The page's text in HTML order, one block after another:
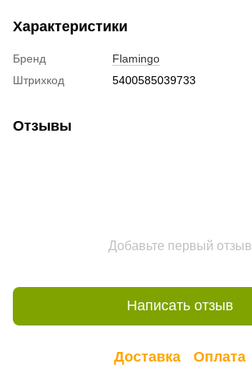
Характеристики
Бренд
Flamingo
Штрихкод
5400585039733
Отзывы
Добавьте первый отзыв
Написать отзыв
Доставка Оплата